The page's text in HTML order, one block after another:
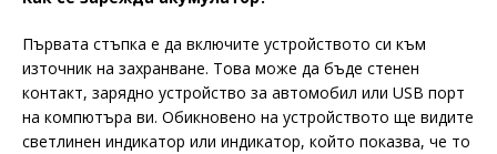
Първата стъпка е да включите устройството си към
източник на захранване. Това може да бъде стенен
контакт, зарядно устройство за автомобил или USB порт
на компютъра ви. Обикновено на устройството ще видите
светлинен индикатор или индикатор, който показва, че то